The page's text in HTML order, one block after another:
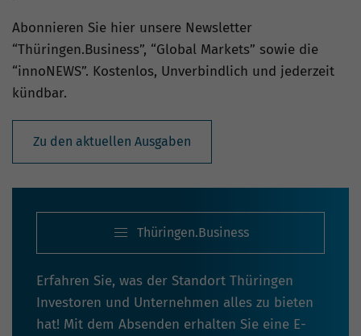
Abonnieren Sie hier unsere Newsletter
“Thüringen.Business”, “Global Markets” sowie die
“innoNEWS”. Kostenlos, Unverbindlich und jederzeit
kündbar.
Zu den aktuellen Ausgaben
Thüringen.Business
Erfahren Sie, was der Standort Thüringen
Investoren und Unternehmen alles zu bieten
hat! Mit dem Absenden erhalten Sie eine E-